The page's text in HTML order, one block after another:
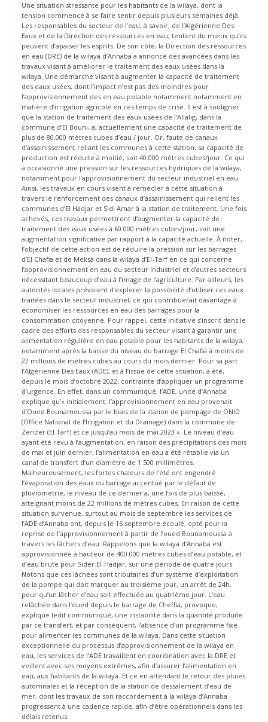
Une situation stressante pour les habitants de la wilaya, dont la
tension commence à se faire sentir depuis plusieurs semaines déjà.
Les responsables du secteur de l’eau, à savoir, de l’Algérienne Des
Eaux et de la Direction des ressources en eau, tentent du mieux qu’ils
peuvent d’apaiser les esprits. De son côté, la Direction des ressources
en eau (DRE) de la wilaya d’Annaba a annoncé des avancées dans les
travaux visant à améliorer le traitement des eaux usées dans la
wilaya. Une démarche visant à augmenter la capacité de traitement
des eaux usées, dont l’impact n’est pas des moindres pour
l’approvisionnement des en eau potable notamment notamment en
matière d’irrigation agricole en ces temps de crise. Il est à souligner
que la station de traitement des eaux usées de l’Allalig, dans la
commune d’El Bouni, a, actuellement une capacité de traitement de
plus de 80.000 mètres cubes d’eau / jour. Or, faute de canaux
d’assainissement reliant les communes à cette station, sa capacité de
production est réduite à moitié, soit 40.000 mètres cubes/jour. Ce qui
a occasionné une pression sur les ressources hydriques de la wilaya,
notamment pour l’approvisionnement du secteur industriel en eau.
Ainsi, les travaux en cours visent à remédier à cette situation à
travers le renforcement des canaux d’assainissement qui relient les
communes d’El Hadjar et Sidi Amar à la station de traitement. Une fois
achevés, ces travaux permettront d’augmenter la capacité de
traitement des eaux usées à 60.000 mètres cubes/jour, soit une
augmentation significative par rapport à la capacité actuelle. À noter,
l’objectif de cette action est de réduire la pression sur les barrages
d’El Chafia et de Meksa dans la wilaya d’El-Tarf en ce qui concerne
l’approvisionnement en eau du secteur industriel et d’autres secteurs
nécessitant beaucoup d’eau à l’image de l’agriculture. Par ailleurs, les
autorités locales prévoient d’explorer la possibilité d’utiliser ces eaux
traitées dans le secteur industriel, ce qui contribuerait davantage à
économiser les ressources en eau des barrages pour la
consommation citoyenne. Pour rappel, cette initiative s’inscrit dans le
cadre des efforts des responsables du secteur visant à garantir une
alimentation régulière en eau potable pour les habitants de la wilaya,
notamment après la baisse du niveau du barrage El Chafia à moins de
22 millions de mètres cubes au cours du mois dernier. Pour sa part
l’Algérienne Des Eaux (ADE), et à l’issue de cette situation, a été,
depuis le mois d’octobre 2022, contrainte d’appliquer un programme
d’urgence. En effet, dans un communiqué, l’ADE, unité d’Annaba
explique qu’« initialement, l’approvisionnement en eau provenait
d’Oued Bounamoussa par le biais de la station de pompage de ONID
(Office National de l’Irrigation et du Drainage) dans la commune de
Zerizer (El Tarf) et ce jusqu’au mois de mai 2023 ». Le niveau d’eau
ayant été revu à l’augmentation, en raison des précipitations des mois
de mai et juin dernier, l’alimentation en eau a été rétablie via un
canal de transfert d’un diamètre de 1.500 millimètres.
Malheureusement, les fortes chaleurs de l’été ont engendré
l’évaporation des eaux du barrage accentué par le défaut de
pluviométrie, le niveau de ce dernier a, une fois de plus baissé,
atteignant moins de 22 millions de mètres cubes. En raison de cette
situation survenue, surtout au mois de septembre les services de
l’ADE d’Annaba ont, depuis le 16 septembre écoulé, opté pour la
reprise de l’approvisionnement à partir de l’oued Bounamoussa à
travers les lâchers d’eau. Rappelons que la wilaya d’Annaba est
approvisionnée à hauteur de 400.000 mètres cubes d’eau potable, et
d’eau brute pour Sider El-Hadjar, sur une période de quatre jours.
Notons que ces lâchées sont tributaires d’un système d’exploitation
de la pompe qui doit marquer au troisième jour, un arrêt de 24h,
pour qu’un lâcher d’eau soit effectuée au quatrième jour. L’eau
relâchée dans l’oued depuis le barrage de Cheffia, provoque,
explique ledit communiqué, une instabilité dans la quantité produite
par ce transfert, et par conséquent, l’absence d’un programme fixe
pour alimenter les communes de la wilaya. Dans cette situation
exceptionnelle du processus d’approvisionnement de la wilaya en
eau, les services de l’ADE travaillent en coordination avec la DRE et
veillent avec ses moyens extrêmes, afin d’assurer l’alimentation en
eau, aux habitants de la wilaya. Et ce en attendant le retour des pluies
automnales et la réception de la station de dessalement d’eau de
mer, dont les travaux de son raccordement à la wilaya d’Annaba
progressent à une cadence rapide, afin d’être opérationnels dans les
délais retenus.